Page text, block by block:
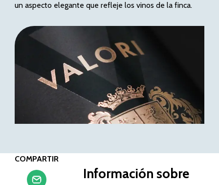
un aspecto elegante que refleje los vinos de la finca.
COMPARTIR
Información sobre